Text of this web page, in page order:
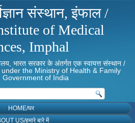
संस्थान, इंफाल /
of Medical
Imphal
भारत सरकार के अंतर्गत एक स्वायत्त संस्थान /
the Ministry of Health & Family
Government of India
HOME/घर
US/हमारे बारे में